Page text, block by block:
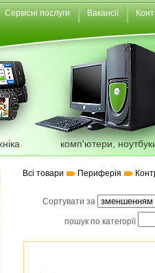
Сервісні послуги Вакансії
комп'ютери,
Всі товари Периферія
Сортувати за
пошук по категорії